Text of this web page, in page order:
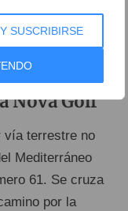
SUSCRIBIRSE
Oliva Nova Golf
Nova Golf
vía terrestre no
Mediterráneo
61. Se cruza
por la